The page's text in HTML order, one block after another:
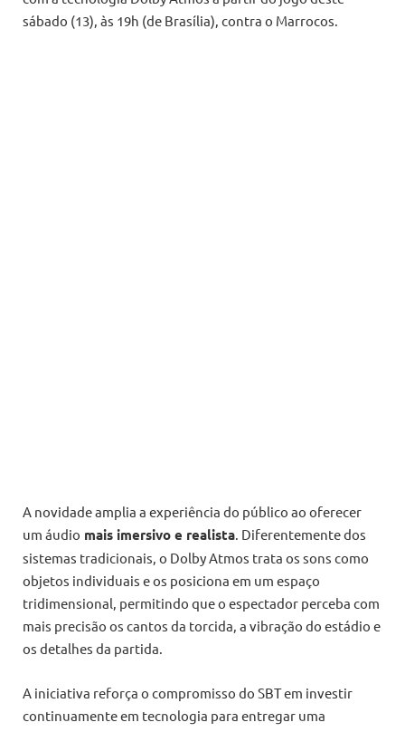
sábado (13), às 19h (de Brasília), contra o Marrocos.
A novidade amplia a experiência do público ao oferecer
um áudio mais imersivo e realista. Diferentemente dos
sistemas tradicionais, o Dolby Atmos trata os sons como
objetos individuais e os posiciona em um espaço
tridimensional, permitindo que o espectador perceba com
mais precisão os cantos da torcida, a vibração do estádio e
os detalhes da partida.
A iniciativa reforça o compromisso do SBT em investir
continuamente em tecnologia para entregar uma